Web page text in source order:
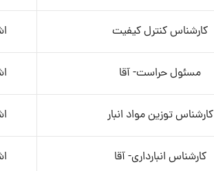
کارشناس کنترل کیفیت
مسئول حراست- آقا
کارشناس توزین مواد انبار
کارشناس انبارداری- آقا